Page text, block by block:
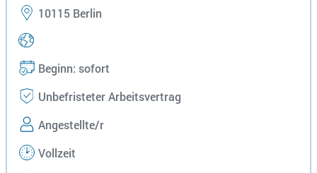
10115 Berlin
Beginn: sofort
Unbefristeter Arbeitsvertrag
Angestellte/r
Vollzeit